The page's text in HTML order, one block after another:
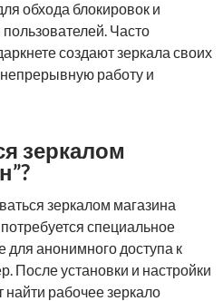
обхода блокировок и
Часто
создают зеркала своих
работу и
зеркалом
зеркалом магазина
специальное
анонимного доступа к
После установки и настройки
найти рабочее зеркало